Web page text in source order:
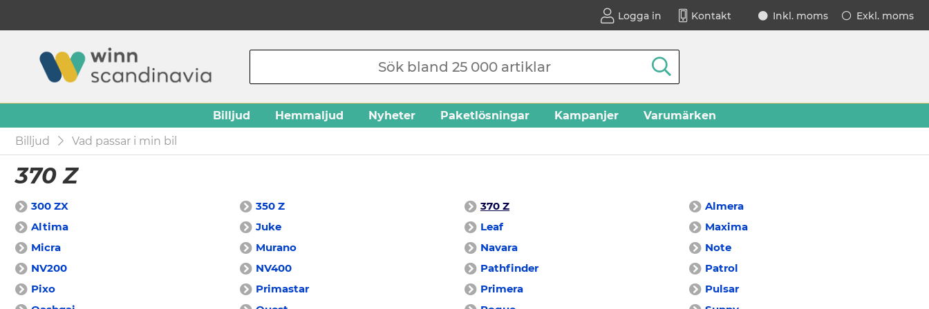
Logga in Kontakt Exkl. moms
Inkl. moms
Billjud Hemmaljud Nyheter Paketlösningar Kampanjer
Varumärken
Billjud
Vad passar i min bil
370 Z
300 ZX 350 Z 370 Z
Almera
Altima
Juke Leaf
Maxima
Micra
Murano Navara
Note
NV200
NV400 Pathfinder
Patrol
Pixo
Primastar Primera
Pulsar